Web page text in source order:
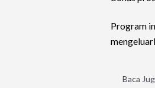
Program
Baca